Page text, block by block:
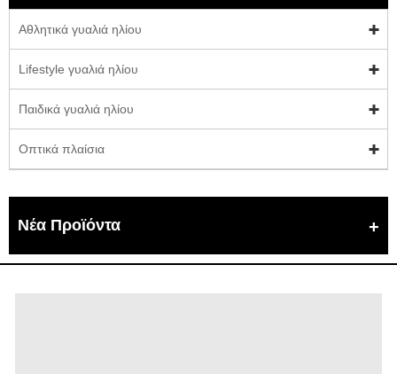
Αθλητικά γυαλιά ηλίου
Lifestyle γυαλιά ηλίου
Παιδικά γυαλιά ηλίου
Οπτικά πλαίσια
Νέα Προϊόντα